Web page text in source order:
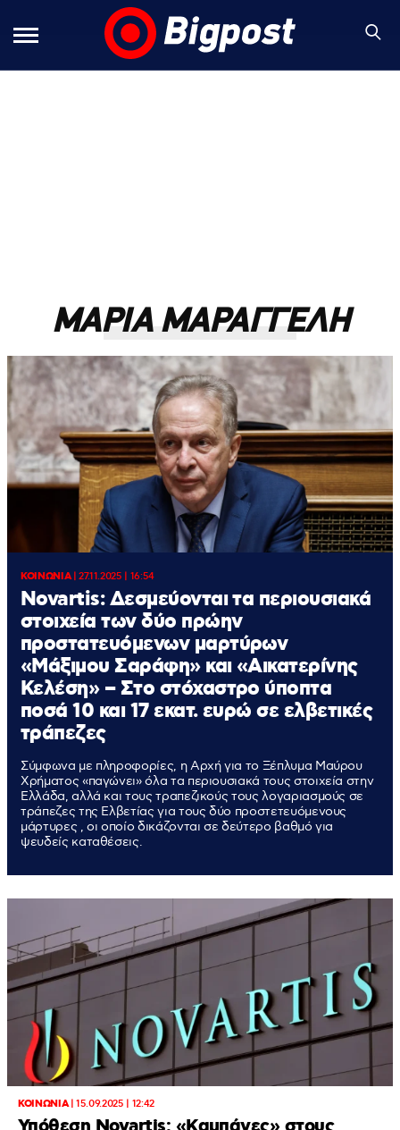
ΜΑΡΙΑ ΜΑΡΑΓΓΕΛΗ
ΚΟΙΝΩΝΙΑ|27.11.2025 | 16:54
Novartis: Δεσμεύονται τα περιουσιακά
στοιχεία των δύο πρώην
προστατευόμενων μαρτύρων
«Μάξιμου Σαράφη» και «Αικατερίνης
Κελέση» – Στο στόχαστρο ύποπτα
ποσά 10 και 17 εκατ. ευρώ σε ελβετικές
τράπεζες
Σύμφωνα με πληροφορίες, η Αρχή για το Ξέπλυμα Μαύρου
Χρήματος «παγώνει» όλα τα περιουσιακά τους στοιχεία στην
Ελλάδα, αλλά και τους τραπεζικούς τους λογαριασμούς σε
τράπεζες της Ελβετίας για τους δύο προστετευόμενους
μάρτυρες , οι οποίο δικάζονται σε δεύτερο βαθμό για
ψευδείς καταθέσεις.
ΚΟΙΝΩΝΙΑ|15.09.2025 | 12:42